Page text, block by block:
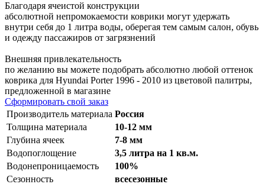
Благодаря ячеистой конструкции
абсолютной непромокаемости коврики могут удержать
внутри себя до 1 литра воды, оберегая тем самым салон, обувь
и одежду пассажиров от загрязнений
Внешняя привлекательность
по желанию вы можете подобрать абсолютно любой оттенок
коврика для Hyundai Porter 1996 - 2010 из цветовой палитры,
предложенной в магазине
Сформировать свой заказ
Производитель материала Россия
Толщина материала
10-12 мм
Глубина ячеек
7-8 мм
Водопоглощение
3,5 литра на 1 кв.м.
Водонепроницаемость
100%
Сезонность
всесезонные